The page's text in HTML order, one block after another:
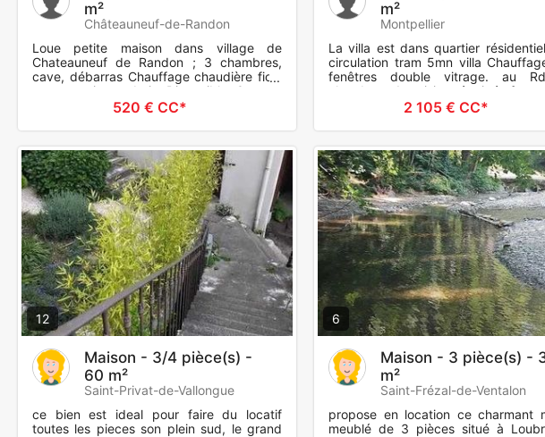
m²
Châteauneuf-de-Randon
Loue petite maison dans village de
Chateauneuf de Randon ; 3 chambres,
cave, débarras Chauffage chaudière fioul
neuve + insert bois Disponible Contact
uniquement par téléphone :
520 € CC*
m²
Montpellier
La villa est dans quartier
circulation tram 5mn villa
fenêtres double vitrage. au
chambre -1 cuisine équipée:four-
de cuisson-hotte asp
2 105 € CC*
12
Maison - 3/4 pièce(s) -
60 m²
Saint-Privat-de-Vallongue
ce bien est ideal pour faire du locatif
toutes les pieces son plein sud, le grand
6
Maison - 3 pièce(s) -
m²
Saint-Frézal-de-Ventalon
propose en location ce charmant
meublé de 3 pièces situé à